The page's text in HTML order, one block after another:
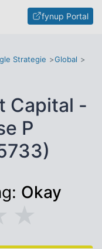
fynup Portal
Strategie
Global
Capital -
P
Okay